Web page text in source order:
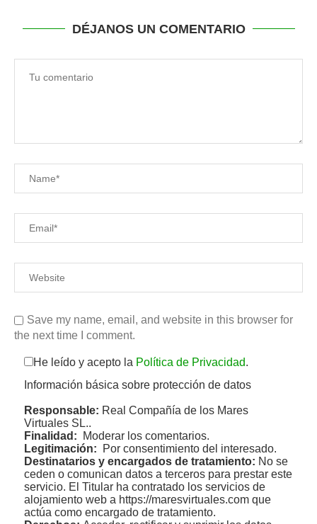
DÉJANOS UN COMENTARIO
Save my name, email, and website in this browser for
the next time I comment.
He leído y acepto la Política de Privacidad.
Información básica sobre protección de datos
Responsable: Real Compañía de los Mares
Virtuales SL..
Finalidad: Moderar los comentarios.
Legitimación: Por consentimiento del interesado.
Destinatarios y encargados de tratamiento: No se
ceden o comunican datos a terceros para prestar este
servicio. El Titular ha contratado los servicios de
alojamiento web a https://maresvirtuales.com que
actúa como encargado de tratamiento.